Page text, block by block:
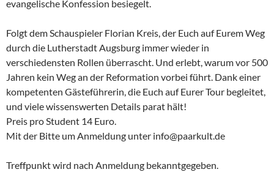
evangelische Konfession besiegelt.
Folgt dem Schauspieler Florian Kreis, der Euch auf Eurem Weg
durch die Lutherstadt Augsburg immer wieder in
verschiedensten Rollen überrascht. Und erlebt, warum vor 500
Jahren kein Weg an der Reformation vorbei führt. Dank einer
kompetenten Gästeführerin, die Euch auf Eurer Tour begleitet,
und viele wissenswerten Details parat hält!
Preis pro Student 14 Euro.
Mit der Bitte um Anmeldung unter info@paarkult.de
Treffpunkt wird nach Anmeldung bekanntgegeben.